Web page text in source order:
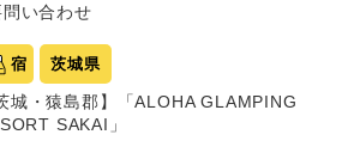
い合わせ
宿 茨城県
城・猿島郡】「ALOHA GLAMPING
SAKAI」